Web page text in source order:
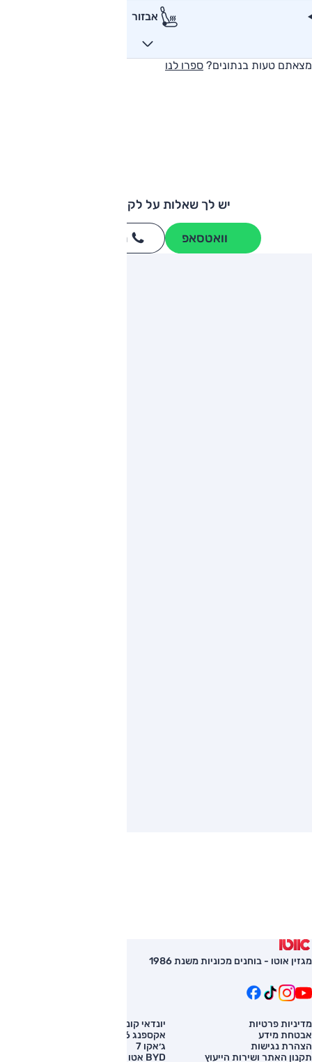
אבזור
מצאתם טעות בנתונים? ספרו לנו
יש לך שאלות על לקסוס LS?
וואטסאפ חייגו
מותגים מתחרים
מגזין אוטו - בוחנים מכוניות משנת 1986
מדיניות פרטיות
אבטחת מידע
הצהרת נגישות
תקנון האתר ושירות הייעוץ
יונדאי קונה
אקספנג G6
ג׳אקו 7
BYD אטו 3